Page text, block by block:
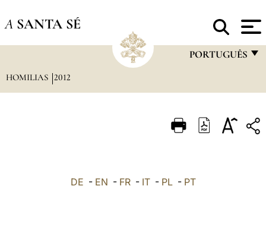
A SANTA SÉ
PORTUGUÊS
ITALIANO
HOMILIAS 2012
DE - EN - FR- IT- PL- PT